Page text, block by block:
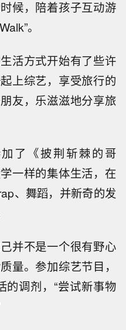
候，陪着孩子互动游
。
活方式开始有了些许
上综艺，享受旅行的
友，乐滋滋地分享旅
了《披荆斩棘的哥
一样的集体生活，在
、舞蹈，并新奇的发
并不是一个很有野心
量。参加综艺节目，
的调剂，“尝试新事物